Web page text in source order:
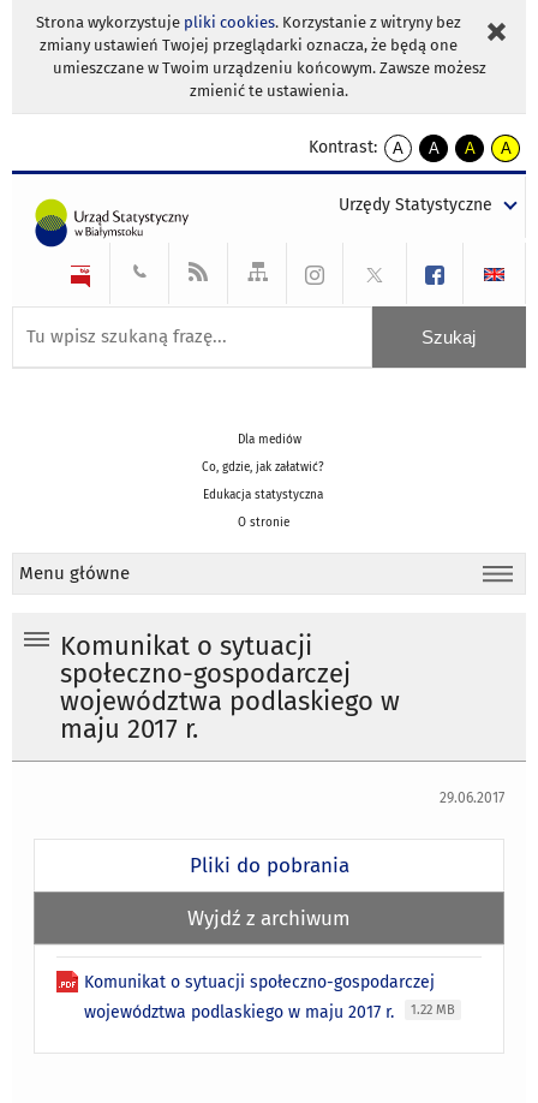
Strona wykorzystuje pliki cookies. Korzystanie z witryny bez
zmiany ustawień Twojej przeglądarki oznacza, że będą one
umieszczane w Twoim urządzeniu końcowym. Zawsze możesz
zmienić te ustawienia.
Kontrast:
A
kontrast
A
kontrast
tekst
czarnym
A
kontrast
tekst
czarnym
A
tekst
żółtym
Urzędy Statystyczne
Dla mediów
Co, gdzie, jak załatwić?
Edukacja statystyczna
O stronie
Menu główne
Komunikat o sytuacji
społeczno-gospodarczej
województwa podlaskiego w
maju 2017 r.
29.06.2017
Pliki do pobrania
Wyjdź z archiwum
Komunikat o sytuacji społeczno-gospodarczej
województwa podlaskiego w maju 2017 r.
1.22 MB